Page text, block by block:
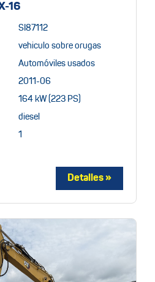
16
SI87112
vehiculo sobre orugas
Automóviles usados
2011-06
164 kW (223 PS)
diesel
1